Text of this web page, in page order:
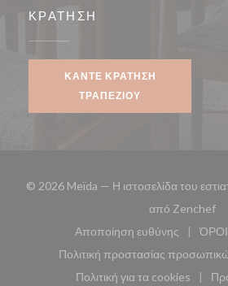
ΚΡΆΤΗΣΗ
ΚΆΝΤΕ ΚΡΆΤΗΣΗ
ΤΡΑΠΕΖΙΟΎ
© 2026 Meïda — Η ιστοσελίδα του
από Zenchef
Αποποίηση ευθύνης
((ανοίγει σε νέο
Πολιτική προστασίας
Πολιτική για τα cookies